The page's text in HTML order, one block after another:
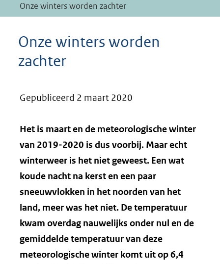
Onze winters worden zachter
Onze winters worden
zachter
Gepubliceerd 2 maart 2020
Het is maart en de meteorologische winter
van 2019-2020 is dus voorbij. Maar echt
winterweer is het niet geweest. Een wat
koude nacht na kerst en een paar
sneeuwvlokken in het noorden van het
land, meer was het niet. De temperatuur
kwam overdag nauwelijks onder nul en de
gemiddelde temperatuur van deze
meteorologische winter komt uit op 6,4